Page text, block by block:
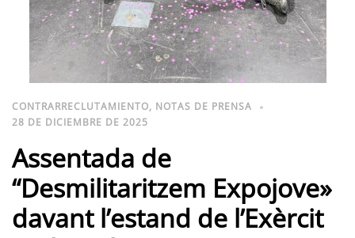
CONTRARRECLUTAMIENTO, NOTAS DE PRENSA
28 DE DICIEMBRE DE 2025
Assentada de
“Desmilitaritzem Expojove»
davant l’estand de l’Exèrcit